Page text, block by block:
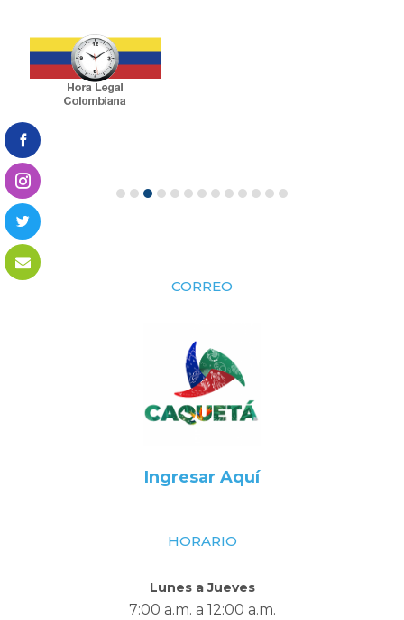
CORREO
Ingresar Aquí
HORARIO
Lunes a Jueves
7:00 a.m. a 12:00 a.m.